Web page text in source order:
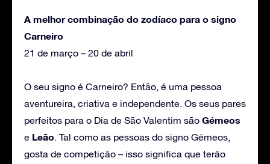
A melhor combinação do zodíaco para o signo
Carneiro
21 de março – 20 de abril
O seu signo é Carneiro? Então, é uma pessoa
aventureira, criativa e independente. Os seus pares
perfeitos para o Dia de São Valentim são Gémeos
e Leão. Tal como as pessoas do signo Gémeos,
gosta de competição – isso significa que terão